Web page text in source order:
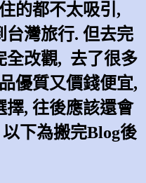
的都不太吸引 ,
台灣旅行. 但去完
全改觀, 去了很多
優質又價錢便宜,
擇, 往後應該還會
以下為搬完Blog後